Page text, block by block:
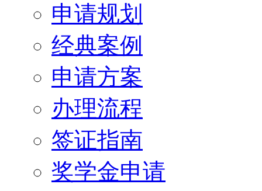
申请规划
经典案例
申请方案
办理流程
签证指南
奖学金申请